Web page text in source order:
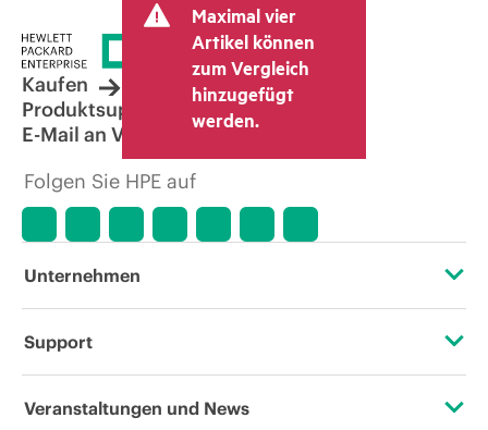
Maximal vier
Artikel können
zum Vergleich
hinzugefügt
werden.
Kaufen
Produktsupport
E-Mail an Vertrieb
Folgen Sie HPE auf
Unternehmen
Über HPE
Support
Operational Support Services
Veranstaltungen und News